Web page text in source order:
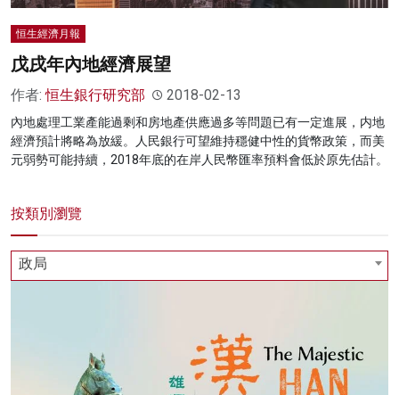
恒生經濟月報
戊戌年內地經濟展望
作者: 恒生銀行研究部 2018-02-13
內地處理工業產能過剩和房地產供應過多等問題已有一定進展，内地
經濟預計將略為放緩。人民銀行可望維持穩健中性的貨幣政策，而美
元弱勢可能持續，2018年底的在岸人民幣匯率預料會低於原先估計。
按類別瀏覽
政局